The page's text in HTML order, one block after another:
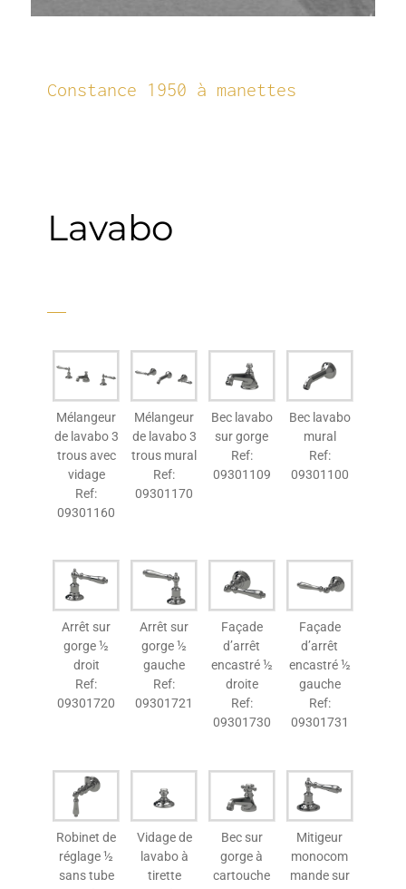
Constance 1950​ à manettes​
Lavabo
Mélangeur
de lavabo 3
trous avec
vidage
Ref:
09301160
Mélangeur
de lavabo 3
trous mural
Ref:
09301170
Bec lavabo
sur gorge
Ref:
09301109
Bec lavabo
mural
Ref:
09301100
Arrêt sur
gorge ½
droit
Ref:
09301720
Arrêt sur
gorge ½
gauche
Ref:
09301721
Façade
d’arrêt
encastré ½
droite
Ref:
09301730
Façade
d’arrêt
encastré ½
gauche
Ref:
09301731
Robinet de
réglage ½
sans tube
Vidage de
lavabo à
tirette
Bec sur
gorge à
cartouche
Mitigeur
monocom
mande sur